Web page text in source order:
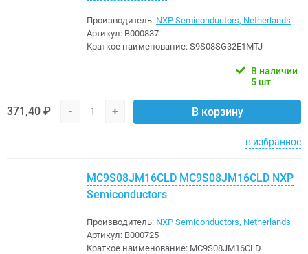
Производитель: NXP Semiconductors, Netherlands
Артикул: B000837
Краткое наименование: S9S08SG32E1MTJ
В наличии
5 шт
371,40 ₽ - + В корзину
в избранное
MC9S08JM16CLD MC9S08JM16CLD NXP
Semiconductors
Производитель: NXP Semiconductors, Netherlands
Артикул: B000725
Краткое наименование: MC9S08JM16CLD